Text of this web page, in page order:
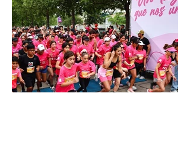
Las Cuatro Estaciones de Antonio Vivaldi y
Las Cuatro Estaciones Porteñas de Astor
Piazzolla. Déja